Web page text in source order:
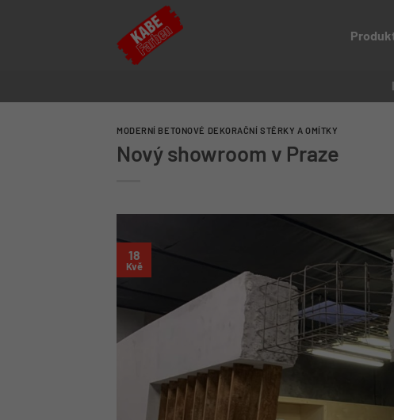
MODERNÍ BETONOVÉ DEKORAČNÍ STĚRKY A OMÍTKY
Nový showroom v Praze
18
Kvě